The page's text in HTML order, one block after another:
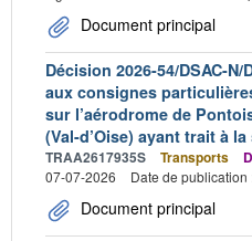
Document principal
Décision 2026-54/DSAC-
aux consignes
sur l’aérodrome de
(Val-d’Oise) ayant trait à
TRAA2617935S Transports
07-07-2026
Date de publication
Document principal